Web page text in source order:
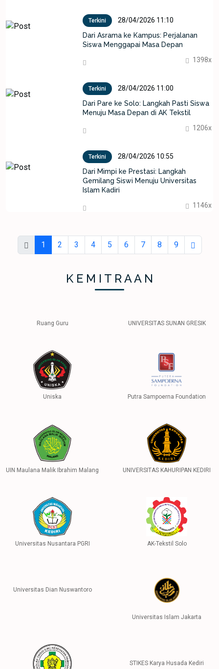
Terkini
28/04/2026 11:10
Dari Asrama ke Kampus: Perjalanan
Siswa Menggapai Masa Depan
1398x
Terkini
28/04/2026 11:00
Dari Pare ke Solo: Langkah Pasti Siswa
Menuju Masa Depan di AK Tekstil
1206x
Terkini
28/04/2026 10:55
Dari Mimpi ke Prestasi: Langkah
Gemilang Siswi Menuju Universitas
Islam Kadiri
1146x
1 2 3 4 5 6 7 8 9
K E M I T R A A N
Ruang Guru UNIVERSITAS SUNAN GRESIK
Uniska Putra Sampoerna Foundation
UIN Maulana Malik Ibrahim Malang UNIVERSITAS KAHURIPAN KEDIRI
Universitas Nusantara PGRI AK-Tekstil Solo
Universitas Dian Nuswantoro
Universitas Islam Jakarta
STIKES Karya Husada Kediri